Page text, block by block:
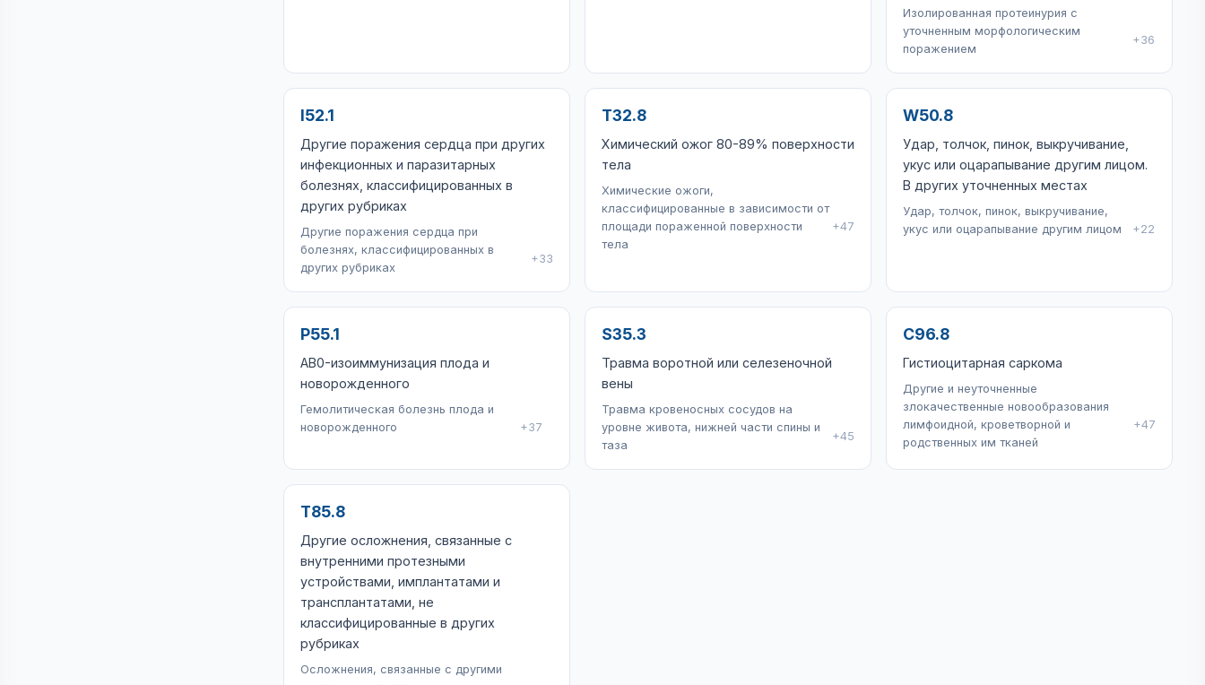
Изолированная протеинурия с
уточненным морфологическим
поражением
+36
I52.1
Другие поражения сердца при других
инфекционных и паразитарных
болезнях, классифицированных в
других рубриках
Другие поражения сердца при
болезнях, классифицированных в
других рубриках
+33
T32.8
Химический ожог 80-89% поверхности
тела
Химические ожоги,
классифицированные в зависимости от
площади пораженной поверхности
тела
+47
W50.8
Удар, толчок, пинок, выкручивание,
укус или оцарапывание другим лицом.
В других уточненных местах
Удар, толчок, пинок, выкручивание,
укус или оцарапывание другим лицом
+22
P55.1
AB0-изоиммунизация плода и
новорожденного
Гемолитическая болезнь плода и
новорожденного
+37
S35.3
Травма воротной или селезеночной
вены
Травма кровеносных сосудов на
уровне живота, нижней части спины и
таза
+45
C96.8
Гистиоцитарная саркома
Другие и неуточненные
злокачественные новообразования
лимфоидной, кроветворной и
родственных им тканей
+47
T85.8
Другие осложнения, связанные с
внутренними протезными
устройствами, имплантатами и
трансплантатами, не
классифицированные в других
рубриках
Осложнения, связанные с другими